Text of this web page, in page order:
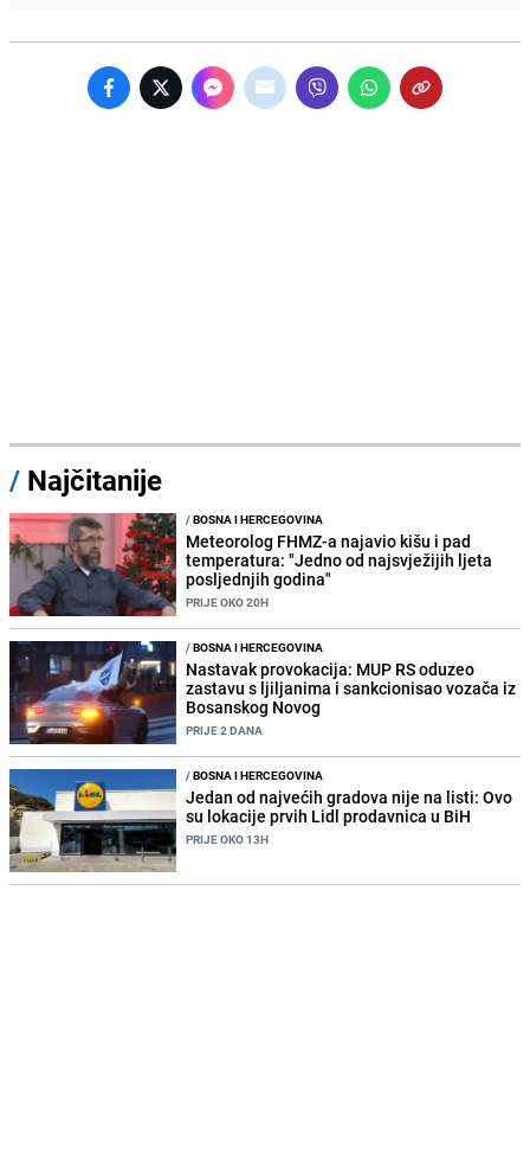
/ Najčitanije
/BOSNA I HERCEGOVINA
Meteorolog FHMZ-a najavio kišu i pad
temperatura: "Jedno od najsvježijih ljeta
posljednjih godina"
PRIJE OKO 20H
/BOSNA I HERCEGOVINA
Nastavak provokacija: MUP RS oduzeo
zastavu s ljiljanima i sankcionisao vozača iz
Bosanskog Novog
PRIJE 2 DANA
/BOSNA I HERCEGOVINA
Jedan od najvećih gradova nije na listi: Ovo
su lokacije prvih Lidl prodavnica u BiH
PRIJE OKO 13H